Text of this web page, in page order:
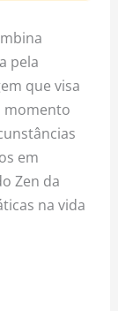
pela
que visa
momento
em
Zen da
na vida